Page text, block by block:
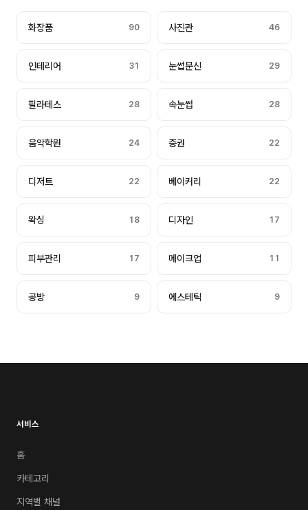
화장품 90 사진관 46
인테리어 31 눈썹문신 29
필라테스 28 속눈썹 28
음악학원 24 증권 22
디저트 22 베이커리 22
왁싱 18 디자인 17
피부관리 17 메이크업 11
공방 9 에스테틱 9
서비스
홈
카테고리
지역별 채널